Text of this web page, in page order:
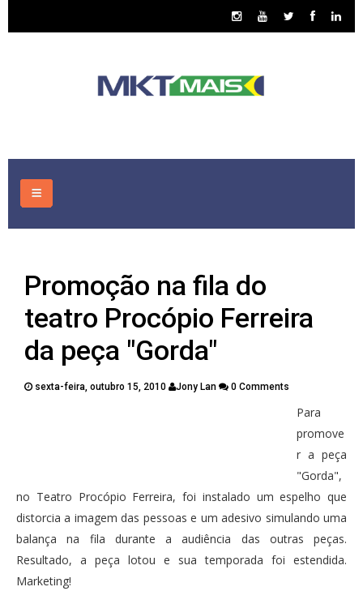
CONSULTORIA
ASSUNTOS
PUBLICAÇÕES
Promoção na fila do
teatro Procópio Ferreira
da peça "Gorda"
sexta-feira, outubro 15, 2010 Jony Lan 0 Comments
Para
promove
r a peça
"Gorda",
no Teatro Procópio Ferreira, foi instalado um espelho que
distorcia a imagem das pessoas e um adesivo simulando uma
balança na fila durante a audiência das outras peças.
Resultado, a peça lotou e sua temporada foi estendida.
Marketing!